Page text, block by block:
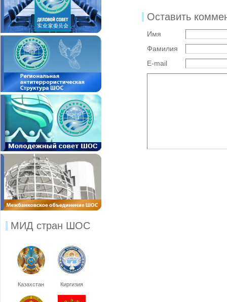
МИД стран ШОС
Казахстан Киргизия
Оставить
Имя
Фамилия
E-mail